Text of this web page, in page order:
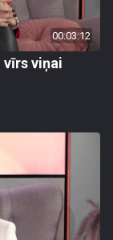
00:03:12
viņai